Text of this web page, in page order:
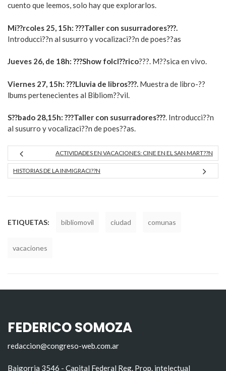
cuento que leemos, solo hay que explorarlos.
Mi??rcoles 25, 15h: ???Taller con susurradores???.
Introducci??n al susurro y vocalizaci??n de poes??as
Jueves 26, de 18h: ???Show folcl??rico???. M??sica en vivo.
Viernes 27, 15h: ???Lluvia de libros???. Muestra de libro-??
lbums pertenecientes al Bibliom??vil.
S??bado 28,15h: ???Taller con susurradores???. Introducci??n
al susurro y vocalizaci??n de poes??as.
ACTIVIDADES EN VACACIONES: CINE EN EL SAN MART??N
HISTORIAS DE LA INMIGRACI??N
ETIQUETAS: bibliomovil ciudad comunas
vacaciones
FEDERICO SOMOZA
redaccion@congreso-web.com.ar
Baigorria 3546 - Capital Federal Reg. Prop. intelectual